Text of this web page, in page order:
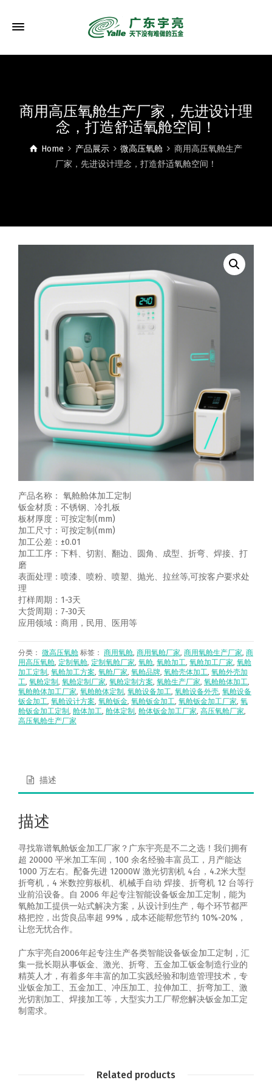
商用高压氧舱生产厂家，先进设计理
念，打造舒适氧舱空间！
Home 产品展示 微高压氧舱
商用高压氧舱生产
厂家，先进设计理念，打造舒适氧舱空间！
产品名称： 氧舱舱体加工定制
钣金材质：不锈钢、冷扎板
板材厚度：可按定制(mm)
加工尺寸：可按定制(mm)
加工公差：±0.01
加工工序：下料、切割、翻边、圆角、成型、折弯、焊接、打
磨
表面处理：喷漆、喷粉、喷塑、抛光、拉丝等,可按客户要求处
理
打样周期：1-3天
大货周期：7-30天
应用领域：商用，民用、医用等
分类： 微高压氧舱 标签： 商用氧舱, 商用氧舱厂家, 商用氧舱生产厂家, 商
用高压氧舱, 定制氧舱, 定制氧舱厂家, 氧舱, 氧舱加工, 氧舱加工厂家, 氧舱
加工定制 , 氧舱加工方案, 氧舱厂家, 氧舱品牌, 氧舱壳体加工, 氧舱外壳加
工, 氧舱定制 , 氧舱定制厂家, 氧舱定制方案, 氧舱生产厂家, 氧舱舱体加工,
氧舱舱体加工厂家, 氧舱舱体定制 , 氧舱设备加工, 氧舱设备外壳, 氧舱设备
钣金加工, 氧舱设计方案, 氧舱钣金, 氧舱钣金加工, 氧舱钣金加工厂家, 氧
舱钣金加工定制 , 舱体加工, 舱体定制 , 舱体钣金加工厂家, 高压氧舱厂家,
高压氧舱生产厂家
描述
描述
寻找靠谱氧舱钣金加工厂家？广东宇亮是不二之选！我们拥有
超 20000 平米加工车间，100 余名经验丰富员工，月产能达
1000 万左右。配备先进 12000W 激光切割机 4台，4.2米大型
折弯机，4 米数控剪板机、机械手自动 焊接、折弯机 12 台等行
业前沿设备。自 2006 年起专注智能设备钣金加工定制，能为
氧舱加工提供一站式解决方案，从设计到生产，每个环节都严
格把控，出货良品率超 99%，成本还能帮您节约 10%-20%，
让您无忧合作。
广东宇亮自2006年起专注生产各类智能设备钣金加工定制，汇
集一批长期从事钣金、激光、折弯、五金加工钣金制造行业的
精英人才，有着多年丰富的加工实践经验和制造管理技术，专
业钣金加工、五金加工、冲压加工、拉伸加工、折弯加工、激
光切割加工、焊接加工等，大型实力工厂帮您解决钣金加工定
制需求。
Related products